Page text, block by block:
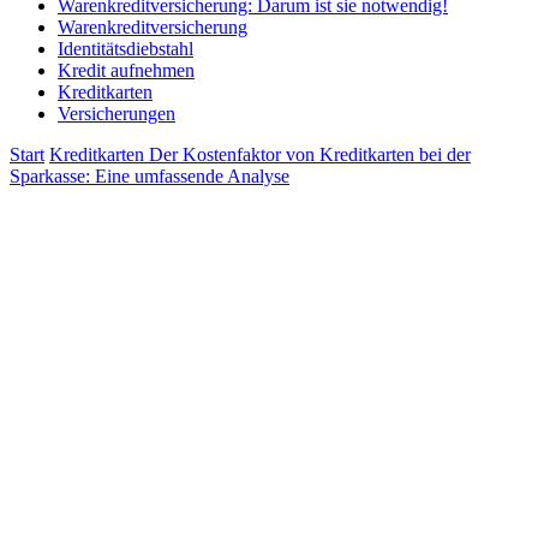
Warenkreditversicherung: Darum ist sie notwendig!
Warenkreditversicherung
Identitätsdiebstahl
Kredit aufnehmen
Kreditkarten
Versicherungen
Start Kreditkarten Der Kostenfaktor von Kreditkarten bei der
Sparkasse: Eine umfassende Analyse